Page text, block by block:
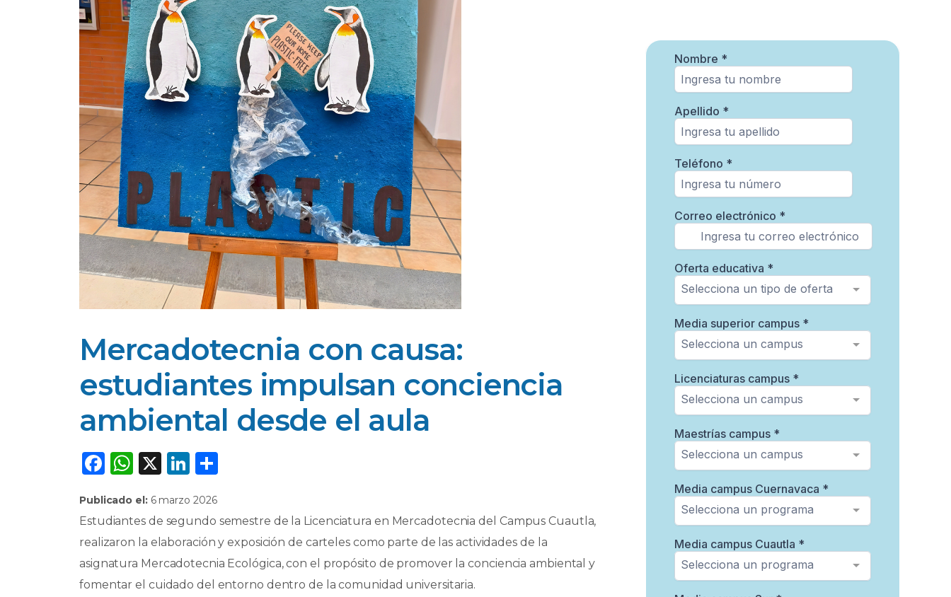
Mercadotecnia con causa:
estudiantes impulsan conciencia
ambiental desde el aula
F
c
e
b
o
W
a
ts
A
p
X
Li
k
e
dI
n
p
ar
ti
Publicado el: 6 marzo 2026
Estudiantes de segundo semestre de la Licenciatura en Mercadotecnia del Campus Cuautla,
realizaron la elaboración y exposición de carteles como parte de las actividades de la
asignatura Mercadotecnia Ecológica, con el propósito de promover la conciencia ambiental y
fomentar el cuidado del entorno dentro de la comunidad universitaria.